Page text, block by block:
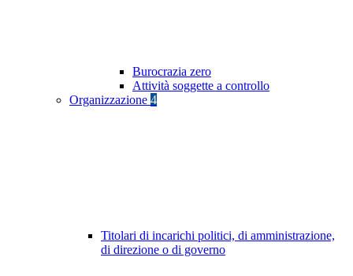
Burocrazia zero
Attività soggette a controllo
Organizzazione 4
Titolari di incarichi politici, di amministrazione,
di direzione o di governo